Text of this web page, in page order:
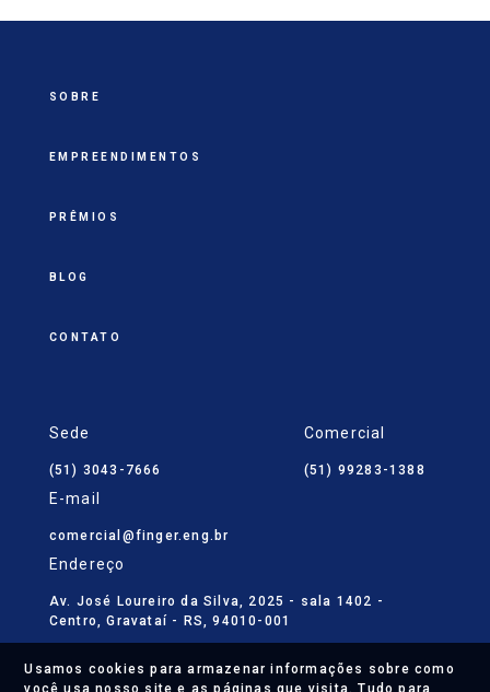
Usamos cookies para armazenar informações sobre como
você usa nosso site e as páginas que visita. Tudo para
SOBRE
EMPREENDIMENTOS
PRÊMIOS
BLOG
CONTATO
Sede
(51) 3043-7666
Comercial
(51) 99283-1388
E-mail
comercial@finger.eng.br
Endereço
Av. José Loureiro da Silva, 2025 - sala 1402 -
Centro, Gravataí - RS, 94010-001